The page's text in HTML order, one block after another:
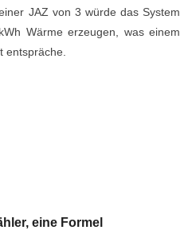
JAZ von 3 würde das System
Wärme erzeugen, was einem
entspräche.
eine Formel